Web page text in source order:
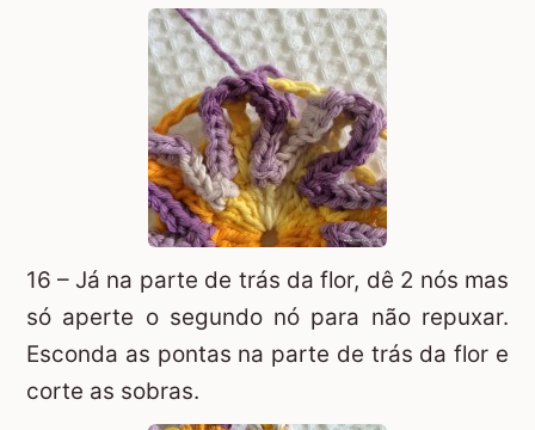
16 – Já na parte de trás da flor, dê 2 nós mas
só aperte o segundo nó para não repuxar.
Esconda as pontas na parte de trás da flor e
corte as sobras.